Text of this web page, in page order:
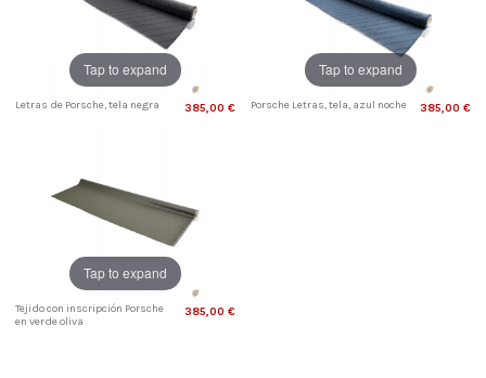
Tap to expand
Letras de Porsche, tela negra 385,00 €
Tap to expand
Porsche Letras, tela, azul noche 385,00 €
Tap to expand
Tejido con inscripción Porsche
en verde oliva
385,00 €